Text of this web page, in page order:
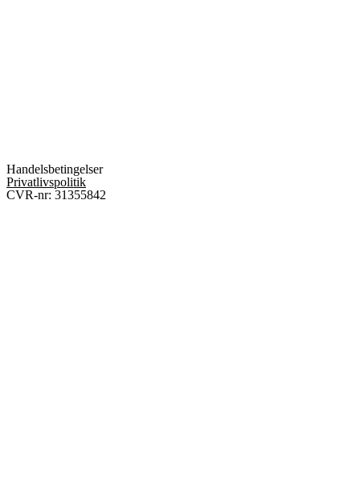
Handelsbetingelser
Privatlivspolitik
CVR-nr: 31355842